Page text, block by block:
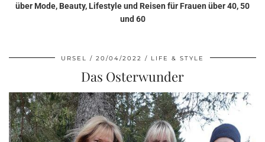
über Mode, Beauty, Lifestyle und Reisen für Frauen über 40, 50
und 60
URSEL 20/04/2022 LIFE & STYLE
Das Osterwunder